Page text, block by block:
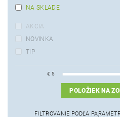
NA SKLADE
AKCIA
NOVINKA
TIP
€ 5
POLOŽIEK NA
FILTROVANIE PODĽA